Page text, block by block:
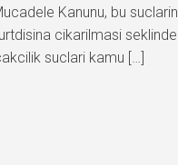
Kanunu, bu suclarin
cikarilmasi seklinde
suclari kamu […]